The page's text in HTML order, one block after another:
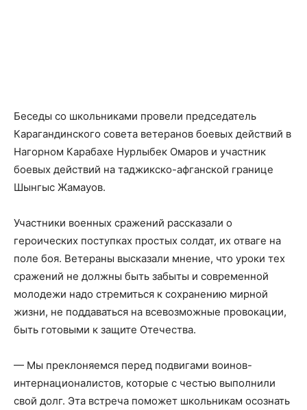
Беседы со школьниками провели председатель
Карагандинского совета ветеранов боевых действий в
Нагорном Карабахе Нурлыбек Омаров и участник
боевых действий на таджикско-афганской границе
Шынгыс Жамауов.
Участники военных сражений рассказали о
героических поступках простых солдат, их отваге на
поле боя. Ветераны высказали мнение, что уроки тех
сражений не должны быть забыты и современной
молодежи надо стремиться к сохранению мирной
жизни, не поддаваться на всевозможные провокации,
быть готовыми к защите Отечества.
— Мы преклоняемся перед подвигами воинов-
интернационалистов, которые с честью выполнили
свой долг. Эта встреча поможет школьникам осознать